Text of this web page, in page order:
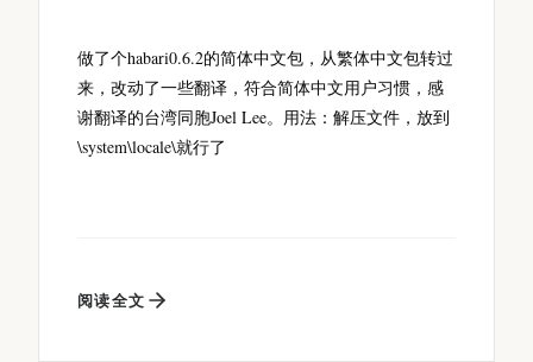
做了个habari0.6.2的简体中文包，从繁体中文包转过
来，改动了一些翻译，符合简体中文用户习惯，感
谢翻译的台湾同胞Joel Lee。用法：解压文件，放到
\system\locale\就行了
阅读全文